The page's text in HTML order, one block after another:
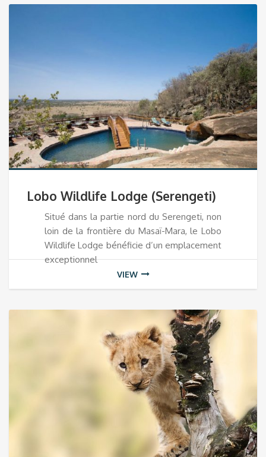
Lobo Wildlife Lodge (Serengeti)
Situé dans la partie nord du Serengeti, non
loin de la frontière du Masaï-Mara, le Lobo
Wildlife Lodge bénéficie d’un emplacement
exceptionnel
VIEW